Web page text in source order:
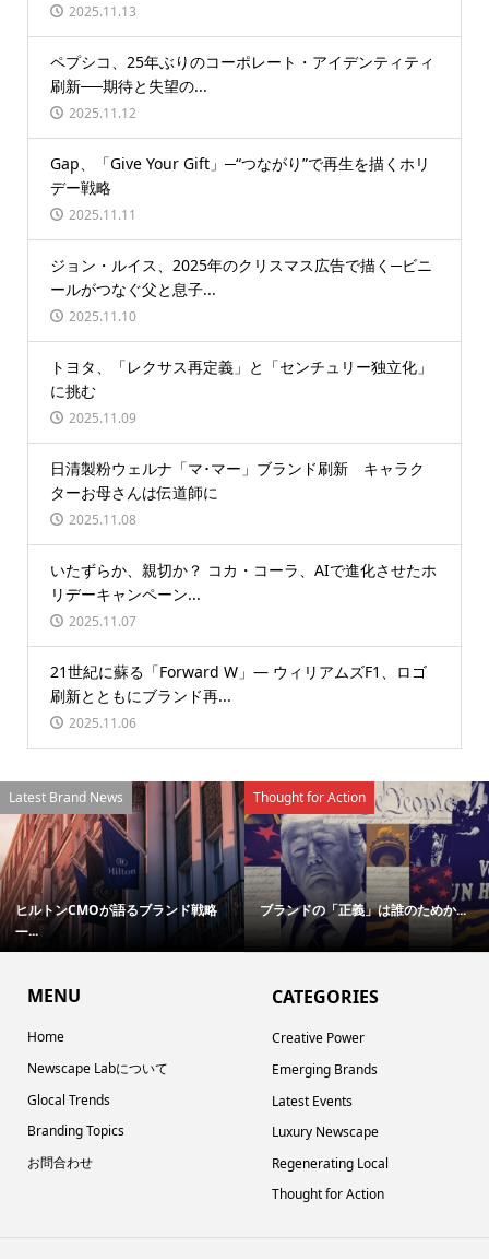
2025.11.13
ペプシコ、25年ぶりのコーポレート・アイデンティティ
刷新──期待と失望の...
2025.11.12
Gap、「Give Your Gift」─“つながり”で再生を描くホリ
デー戦略
2025.11.11
ジョン・ルイス、2025年のクリスマス広告で描く─ビニ
ールがつなぐ父と息子...
2025.11.10
トヨタ、「レクサス再定義」と「センチュリー独立化」
に挑む
2025.11.09
日清製粉ウェルナ「マ･マー」ブランド刷新 キャラク
ターお母さんは伝道師に
2025.11.08
いたずらか、親切か？ コカ・コーラ、AIで進化させたホ
リデーキャンペーン...
2025.11.07
21世紀に蘇る「Forward W」― ウィリアムズF1、ロゴ
刷新とともにブランド再...
2025.11.06
Latest Brand News
ヒルトンCMOが語るブランド戦略
―...
Thought for Action
ブランドの「正義」は誰のためか...
MENU
Home
Newscape Labについて
Glocal Trends
Branding Topics
お問合わせ
CATEGORIES
Creative Power
Emerging Brands
Latest Events
Luxury Newscape
Regenerating Local
Thought for Action